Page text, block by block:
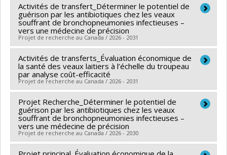
Activités de transfert_Déterminer le potentiel de
guérison par les antibiotiques chez les veaux
souffrant de bronchopneumonies infectieuses –
vers une médecine de précision
Projet de recherche au Canada / 2026 - 2031
Chercheur principal : Sébastien Buczinski
Co-chercheurs : Gilles Fecteau,David Francoz,
Isabella Nicola, Jean Silva Ramos,
Sources de financement :
MAPAQ/Ministère de
l'Agriculture, des Pêcheries et de l'Alimentation
Programmes de subvention :PVXXXXXX-Innovation
bioalimentaire 2023-2028 - Volet 2: Recherche
appliquée, développement expérimental et
Activités de transferts_Évaluation économique de
la santé des veaux laitiers à l’échelle du troupeau
par analyse coût-efficacité
Projet de recherche au Canada / 2026 - 2031
Chercheur principal : Jean Silva Ramos
Co-chercheurs : Gilles Fecteau,Sébastien Buczinski
Simon Dufour,Marianne Villettaz Robichaud
Carlos Arango Sabogal,Hélène Lardé,José Denis-
Projet Recherche_Déterminer le potentiel de
guérison par les antibiotiques chez les veaux
souffrant de bronchopneumonies infectieuses –
vers une médecine de précision
Projet de recherche au Canada / 2026 - 2030